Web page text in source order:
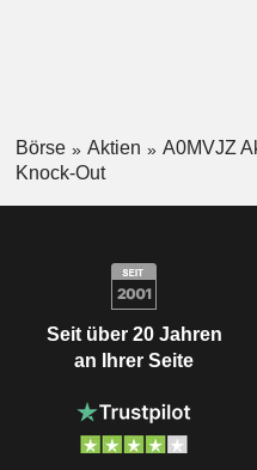
Börse Aktien A0MVJZ
Knock-Out
Seit über 20 Jahren
an Ihrer Seite